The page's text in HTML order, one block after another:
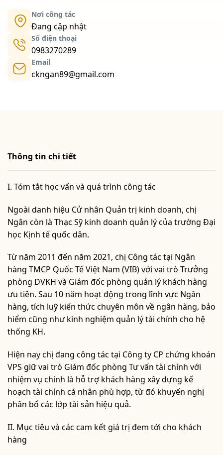
Nơi công tác
Đang cập nhật
Số điện thoại
0983270289
Email
ckngan89@gmail.com
Thông tin chi tiết
I. Tóm tắt học vấn và quá trình công tác
Ngoài danh hiệu Cử nhân Quản trị kinh doanh, chị
Ngân còn là Thạc Sỹ kinh doanh quản lý của trường Đại
học Kịnh tế quốc dân.
Từ năm 2011 đến năm 2021, chị Công tác tại Ngân
hàng TMCP Quốc Tế Việt Nam (VIB) với vai trò Trưởng
phòng DVKH và Giám đốc phòng quản lý khách hàng
ưu tiên. Sau 10 năm hoạt động trong lĩnh vực Ngân
hàng, tích luỹ kiến thức chuyên môn về ngân hàng, bảo
hiểm cũng như kinh nghiệm quản lý tài chính cho hệ
thống KH.
Hiện nay chị đang công tác tại Công ty CP chứng khoán
VPS giữ vai trò Giám đốc phòng Tư vấn tài chính với
nhiệm vụ chính là hỗ trợ khách hàng xây dựng kế
hoạch tài chính cá nhân phù hợp, từ đó khuyến nghị
phân bổ các lớp tài sản hiệu quả.
II. Mục tiêu và các cam kết giá trị đem tới cho khách
hàng